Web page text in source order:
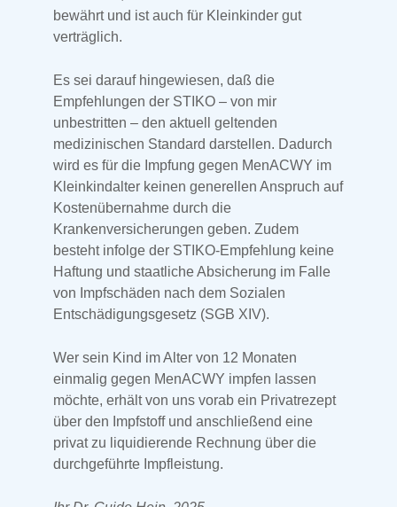
bewährt und ist auch für Kleinkinder gut
verträglich.
Es sei darauf hingewiesen, daß die
Empfehlungen der STIKO – von mir
unbestritten – den aktuell geltenden
medizinischen Standard darstellen. Dadurch
wird es für die Impfung gegen MenACWY im
Kleinkindalter keinen generellen Anspruch auf
Kostenübernahme durch die
Krankenversicherungen geben. Zudem
besteht infolge der STIKO-Empfehlung keine
Haftung und staatliche Absicherung im Falle
von Impfschäden nach dem Sozialen
Entschädigungsgesetz (SGB XIV).
Wer sein Kind im Alter von 12 Monaten
einmalig gegen MenACWY impfen lassen
möchte, erhält von uns vorab ein Privatrezept
über den Impfstoff und anschließend eine
privat zu liquidierende Rechnung über die
durchgeführte Impfleistung.